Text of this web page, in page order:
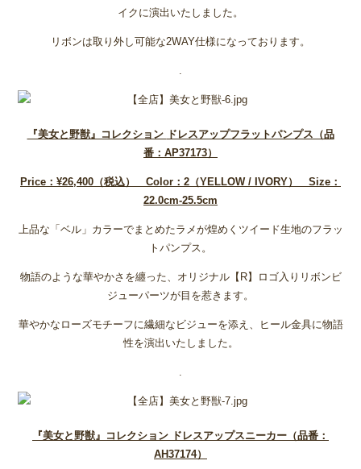
イクに演出いたしました。
リボンは取り外し可能な2WAY仕様になっております。
.
『美女と野獣』コレクション ドレスアップフラットパンプス（品
番：AP37173）
Price ：¥26,400 （税込） Color ：2 （YELLOW / IVORY） Size ：
22.0cm-25.5cm
上品な「ベル」カラーでまとめたラメが煌めくツイード生地のフラッ
トパンプス。
物語のような華やかさを纏った、オリジナル【R】ロゴ入りリボンビ
ジューパーツが目を惹きます。
華やかなローズモチーフに繊細なビジューを添え、ヒール金具に物語
性を演出いたしました。
『美女と野獣』コレクション ドレスアップスニーカー（品番：
AH37174）